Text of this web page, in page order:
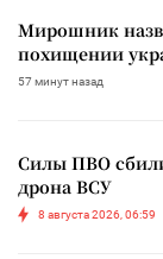
Мирошник
похищении
57 минут назад
Силы ПВО
дрона ВСУ
8 августа 2026, 06:59